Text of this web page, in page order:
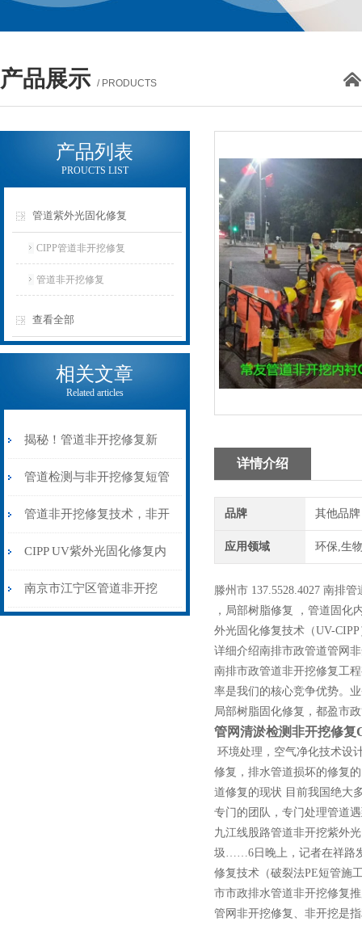
产品展示 / PRODUCTS
产品列表
PROUCTS LIST
管道紫外光固化修复
CIPP管道非开挖修复
管道非开挖修复
查看全部
相关文章
Related articles
揭秘！管道非开挖修复新
法，高效无创
管道检测与非开挖修复短管
置换内衬修复
管道非开挖修复技术，非开
挖方式下的创新解决方案
CIPP UV紫外光固化修复内
衬管道非开挖修复优势
南京市江宁区管道非开挖
详情介绍
品牌 其他品牌
应用领域 环保,生
滕州市 137.5528.4027 南排
，局部树脂修复 ，管道固化
外光固化修复技术（UV-
详细介绍南排市政管道管网
南排市政管道非开挖修复工
率是我们的核心竞争优势。
局部树脂固化修复，都盈市
管网清淤检测非开挖修
环境处理，空气净化技术设
修复，排水管道损坏的修复
道修复的现状 目前我国绝大
专门的团队，专门处理管道
九江线股路管道非开挖紫外
圾……6日晚上，记者在祥路
修复技术（破裂法PE短管施
市市政排水管道非开挖修复
管网非开挖修复、非开挖是